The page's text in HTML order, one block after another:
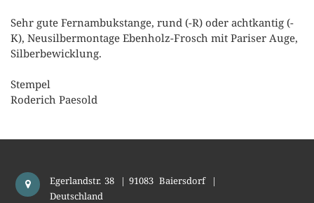
Sehr gute Fernambukstange, rund (-R) oder achtkantig (-
K), Neusilbermontage Ebenholz-Frosch mit Pariser Auge,
Silberbewicklung.
Stempel
Roderich Paesold
Egerlandstr. 38 | 91083 Baiersdorf
|
Deutschland